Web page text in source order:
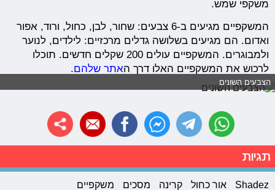
משקפי שמש.
המשקפיים מגיעים ב-6 צבעים: שחור, לבן, כחול, ורוד, אפור
ואדום. הם מגיעים בשלושה גדלים מרכזיים: לילדים, לנוער
ולמבוגרים. המשקפיים עולים 200 שקלים חדשים. תוכלו
לרכוש את המשקפיים האלו דרך האתר שלהם.
הצבעים השונים
תגיות
Shadez אור כחול קרינה מסכים משקפיים